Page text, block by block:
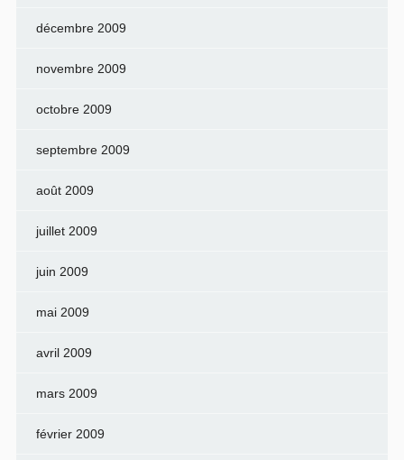
décembre 2009
novembre 2009
octobre 2009
septembre 2009
août 2009
juillet 2009
juin 2009
mai 2009
avril 2009
mars 2009
février 2009